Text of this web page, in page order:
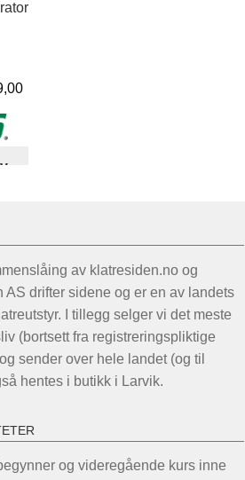
Nåværende
av klatresiden.no og
AS drifter sidene og er en av landets
I tillegg selger vi det meste
(bortsett fra registreringspliktige
sender over hele landet (og til
hentes i butikk i Larvik.
og videregående kurs inne